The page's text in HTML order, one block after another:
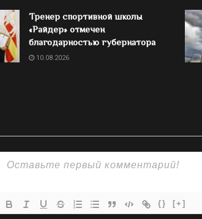
Тренер спортивной школы
«Райдер» отмечен
благодарностью губернатора
10.08.2026
{} [+]